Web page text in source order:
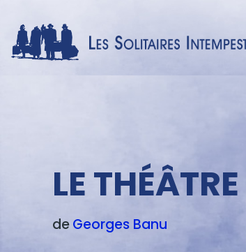
texteLE
deGeorges Banu